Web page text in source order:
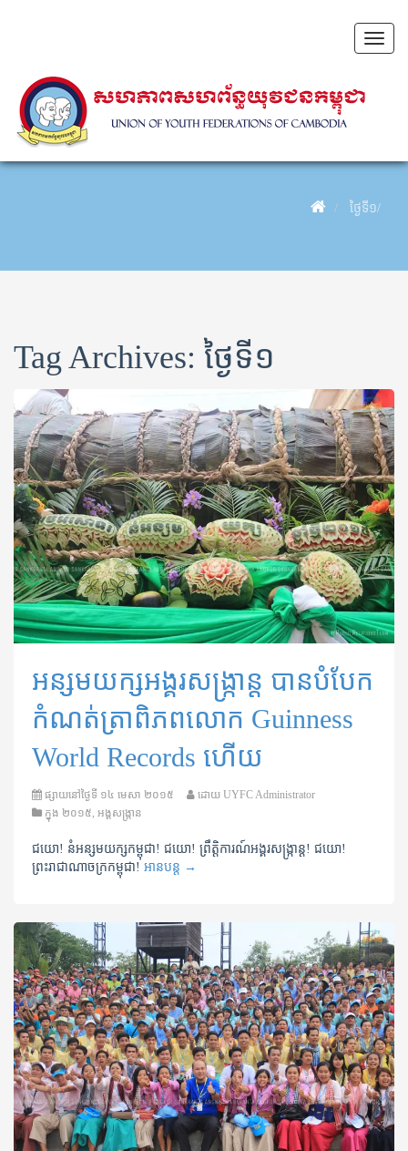
Toggle
Blog Archives
ថ្ងៃទី១/
Tag Archives: ថ្ងៃទី១
អន្សមយក្សអង្គរសង្ក្រាន្ត បានបំបែក
កំណត់ត្រាពិភពលោក Guinness
World Records ហើយ
ផ្សាយនៅថ្ងៃទី ១៤ មេសា ២០១៥ ដោយ UYFC Administrator
ក្នុង ២០១៥ អង្គសង្រ្កាន
ជយោ! នំអន្សមយក្សកម្ពុជា! ជយោ! ព្រឹត្តិការណ៍អង្គរសង្ក្រាន្ត! ជយោ!
ព្រះរាជាណាចក្រកម្ពុជា! អានបន្ត →